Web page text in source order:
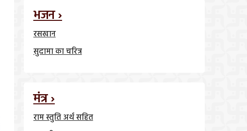
भजन ›
रसखान
सुदामा का चरित्र
मंत्र ›
राम स्तुति अर्थ सहित